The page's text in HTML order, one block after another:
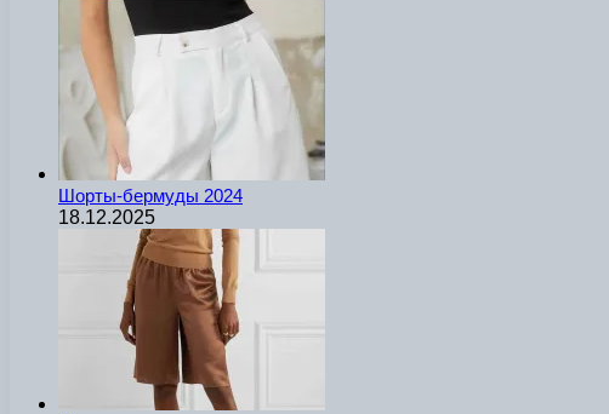
Шорты-бермуды 2024
18.12.2025